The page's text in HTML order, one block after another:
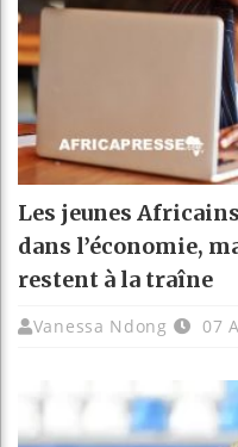
Les jeunes
dans l’économie,
restent à la traîne
Vanessa Ndong 07